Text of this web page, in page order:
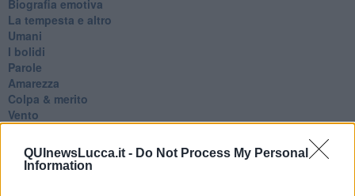
QUInewsLucca.it - Do Not Process My Personal
Information
Biografia emotiva
La tempesta e altro
Umani
I bolidi
Parole
Amarezza
Colpa & merito
Vento
Ospedali del cuore
Coraçào